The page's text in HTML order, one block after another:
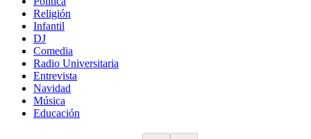
Religión
Infantil
DJ
Comedia
Radio Universitaria
Entrevista
Navidad
Música
Educación